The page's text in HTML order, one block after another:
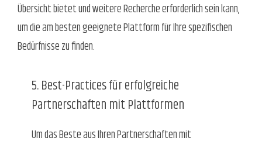
Übersicht bietet und weitere Recherche erforderlich sein kann,
um die am besten geeignete Plattform für Ihre spezifischen
Bedürfnisse zu finden.
5. Best-Practices für erfolgreiche
Partnerschaften mit Plattformen
Um das Beste aus Ihren Partnerschaften mit